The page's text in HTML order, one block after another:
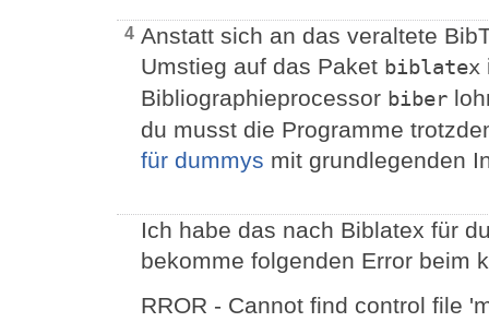
4 Anstatt sich an das veraltete
Umstieg auf das Paket biblatex
Bibliographieprocessor biber
du musst die Programme
für dummys mit grundlegenden
Ich habe das nach Biblatex für
bekomme folgenden Error beim
RROR - Cannot find control file